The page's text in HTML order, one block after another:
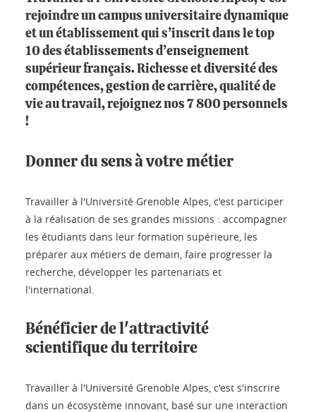
rejoindre un campus universitaire dynamique
et un établissement qui s’inscrit dans le top
10 des établissements d’enseignement
supérieur français. Richesse et diversité des
compétences, gestion de carrière, qualité de
vie au travail, rejoignez nos 7 800 personnels
!
Donner du sens à votre métier
Travailler à l'Université Grenoble Alpes, c'est participer
à la réalisation de ses grandes missions : accompagner
les étudiants dans leur formation supérieure, les
préparer aux métiers de demain, faire progresser la
recherche, développer les partenariats et
l'international.
Bénéficier de l'attractivité
scientifique du territoire
Travailler à l'Université Grenoble Alpes, c'est s'inscrire
dans un écosystème innovant, basé sur une interaction